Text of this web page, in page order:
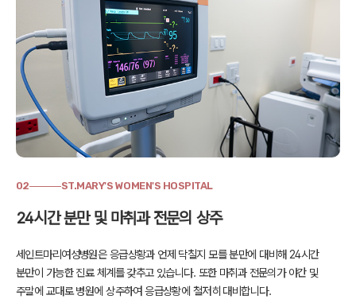
02 ST.MARY'S WOMEN'S HOSPITAL
24시간 분만 및 마취과 전문의 상주
세인트마리여성병원은 응급상황과 언제 닥칠지 모를 분만에 대비해24시간
분만이 가능한 진료 체계를 갖추고 있습니다. 또한 마취과 전문의가 야간 및
주말에 교대로 병원에 상주하여응급상황에 철저히 대비합니다.